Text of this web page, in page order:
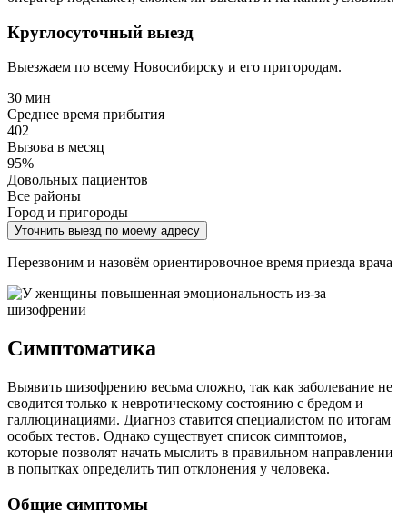
Круглосуточный выезд
Выезжаем по всему Новосибирску и его пригородам.
30 мин
Среднее время прибытия
402
Вызова в месяц
95%
Довольных пациентов
Все районы
Город и пригороды
Уточнить выезд по моему адресу
Перезвоним и назовём ориентировочное время приезда врача
Симптоматика
Выявить шизофрению весьма сложно, так как заболевание не
сводится только к невротическому состоянию с бредом и
галлюцинациями. Диагноз ставится специалистом по итогам
особых тестов. Однако существует список симптомов,
которые позволят начать мыслить в правильном направлении
в попытках определить тип отклонения у человека.
Общие симптомы